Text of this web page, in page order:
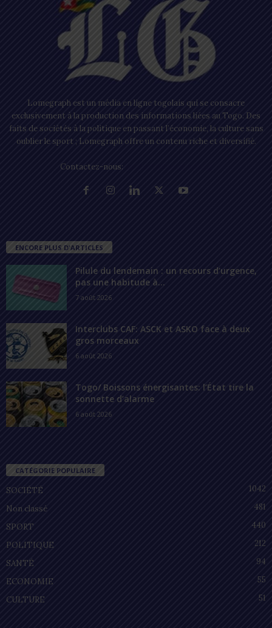
Lomegraph est un média en ligne togolais qui se consacre
exclusivement à la production des informations liées au Togo. Des
faits de sociétés à la politique en passant l’économie, la culture sans
oublier le sport ; Lomegraph offre un contenu riche et diversifié.
Contactez-nous:
ENCORE PLUS D'ARTICLES
Pilule du lendemain : un recours d’urgence,
pas une habitude à...
7 août 2026
Interclubs CAF: ASCK et ASKO face à deux
gros morceaux
6 août 2026
Togo/ Boissons énergisantes: l’État tire la
sonnette d’alarme
6 août 2026
CATÉGORIE POPULAIRE
SOCIÉTÉ
1042
Non classé
481
SPORT
440
POLITIQUE
212
SANTÉ
94
ECONOMIE
55
CULTURE
51